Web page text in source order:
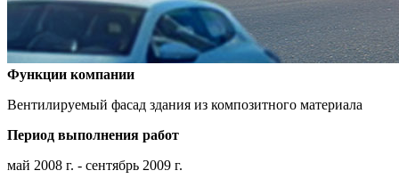
Функции компании
Вентилируемый фасад здания из композитного материала
Период выполнения работ
май 2008 г. - сентябрь 2009 г.